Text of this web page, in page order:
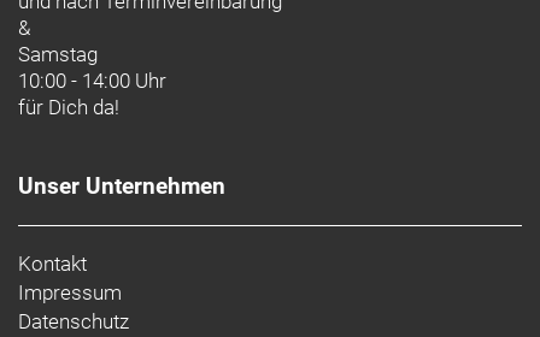
&
Samstag
10:00 - 14:00 Uhr
für Dich da!
Unser Unternehmen
Kontakt
Impressum
Datenschutz